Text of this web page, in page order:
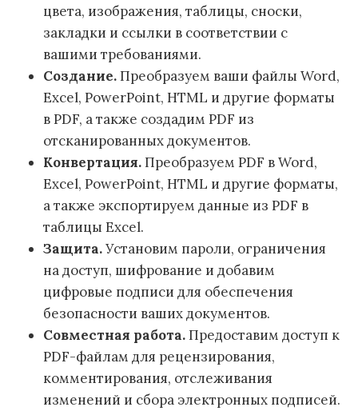
цвета, изображения, таблицы, сноски,
закладки и ссылки в соответствии с
вашими требованиями.
Создание.Преобразуем ваши файлы Word,
Excel, PowerPoint, HTML и другие форматы
в PDF, а также создадим PDF из
отсканированных документов.
Конвертация.Преобразуем PDF в Word,
Excel, PowerPoint, HTML и другие форматы,
а также экспортируем данные из PDF в
таблицы Excel.
Защита.Установим пароли, ограничения
на доступ, шифрование и добавим
цифровые подписи для обеспечения
безопасности ваших документов.
Совместная работа.Предоставим доступ к
PDF-файлам для рецензирования,
комментирования, отслеживания
изменений и сбора электронных подписей.